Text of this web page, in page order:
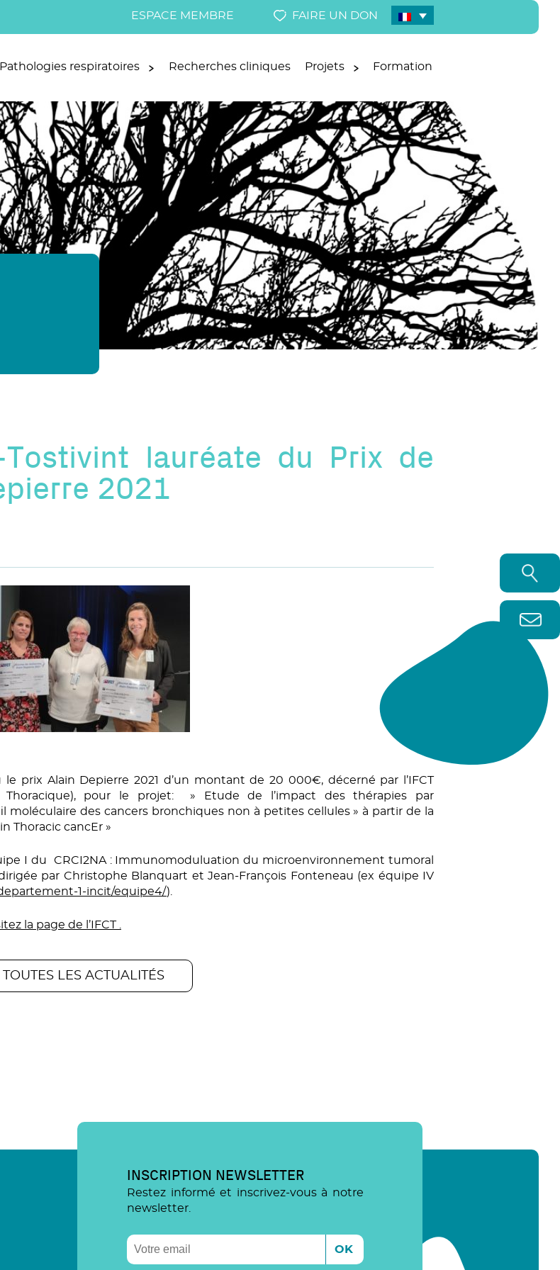
ESPACE MEMBRE FAIRE UN DON
Pathologies respiratoires Recherches cliniques Projets Formation
lauréate du Prix de
2021
prix Alain Depierre 2021 d’un montant de 20 000€, décerné par l’IFCT
Thoracique), pour le projet: » Etude de l’impact des thérapies par
des cancers bronchiques non à petites cellules » à partir de la
Thoracic cancEr »
I du CRCI2NA : Immunomoduluation du microenvironnement tumoral
par Christophe Blanquart et Jean-François Fonteneau (ex équipe IV
1-incit/equipe4/).
la page de l’IFCT .
TOUTES LES ACTUALITÉS
INSCRIPTION NEWSLETTER
Restez informé et inscrivez-vous à notre
newsletter.